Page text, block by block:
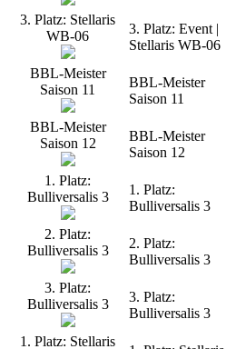
3. Platz: Stellaris
WB-06
3. Platz: Event |
Stellaris WB-06
BBL-Meister
Saison 11
BBL-Meister
Saison 11
BBL-Meister
Saison 12
BBL-Meister
Saison 12
1. Platz:
Bulliversalis 3
1. Platz:
Bulliversalis 3
2. Platz:
Bulliversalis 3
2. Platz:
Bulliversalis 3
3. Platz:
Bulliversalis 3
3. Platz:
Bulliversalis 3
1. Platz: Stellaris